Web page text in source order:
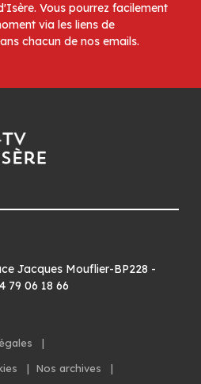
Vous pourrez facilement
via les liens de
chacun de nos emails.
Jacques Mouflier-BP228 -
79 06 18 66
|
| Nos archives |